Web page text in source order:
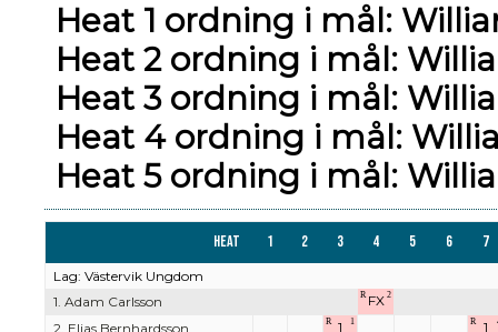
Heat 1 ordning i mål:
Heat 2 ordning i mål:
Heat 3 ordning i mål:
Heat 4 ordning i mål:
Heat 5 ordning i mål:
Heat 1 2 3 4 5 6 7
Lag: Västervik Ungdom
1. Adam Carlsson
R FX 2
2. Elias Bernhardsson R 1 1 R 1